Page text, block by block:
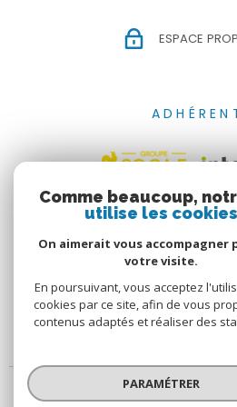
ESPACE
Comme beaucoup,
utilise les cookies
On aimerait vous accompagner
votre visite.
En poursuivant, vous acceptez
cookies par ce site, afin de vous
contenus adaptés et réaliser des
PARAMÉTRER